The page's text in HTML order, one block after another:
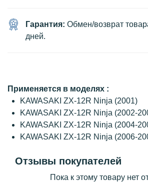
Гарантия: Обмен/возврат
дней.
Применяется в моделях :
KAWASAKI ZX-12R Ninja (2001)
KAWASAKI ZX-12R Ninja (2002-
KAWASAKI ZX-12R Ninja (2004-
KAWASAKI ZX-12R Ninja (2006-
Отзывы покупателей
Пока к этому товару нет